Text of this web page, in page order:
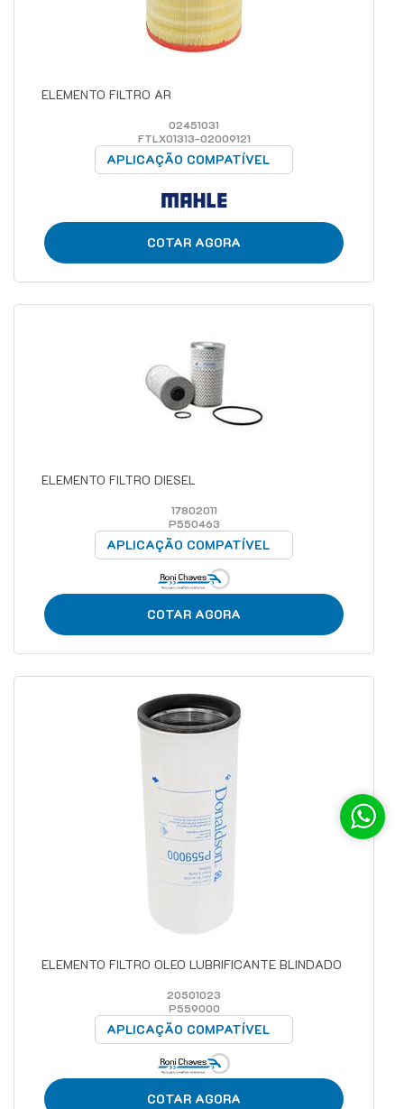
ELEMENTO FILTRO AR
02451031
FTLX01313-02009121
APLICAÇÃO COMPATÍVEL
COTAR AGORA
ELEMENTO FILTRO DIESEL
17802011
P550463
APLICAÇÃO COMPATÍVEL
COTAR AGORA
ELEMENTO FILTRO OLEO LUBRIFICANTE BLINDADO
20501023
P559000
APLICAÇÃO COMPATÍVEL
COTAR AGORA